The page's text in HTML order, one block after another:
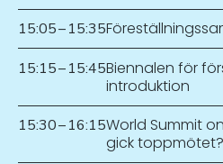
15:05–15:35
15:15–15:45Biennalen för
introduktion
15:30–16:15World Summit
gick toppmötet?